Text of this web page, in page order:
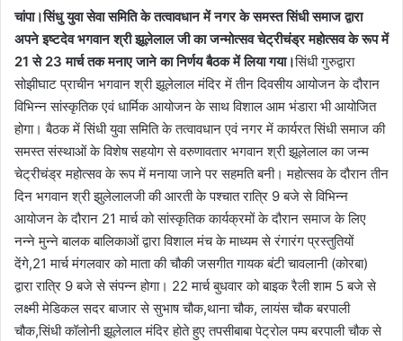
चांपा।सिंधु युवा सेवा समिति के तत्वावधान में नगर के समस्त सिंधी समाज द्वारा
अपने इष्टदेव भगवान श्री झूलेलाल जी का जन्मोत्सव चेट्रीचंड्र महोत्सव के रूप में
21 से 23 मार्च तक मनाए जाने का निर्णय बैठक में लिया गया।सिंधी गुरुद्वारा
सोझीघाट प्राचीन भगवान श्री झूलेलाल मंदिर में तीन दिवसीय आयोजन के दौरान
विभिन्न सांस्कृतिक एवं धार्मिक आयोजन के साथ विशाल आम भंडारा भी आयोजित
होगा। बैठक में सिंधी युवा समिति के तत्वावधान एवं नगर में कार्यरत सिंधी समाज की
समस्त संस्थाओं के विशेष सहयोग से वरुणावतार भगवान श्री झूलेलाल का जन्म
चेट्रीचंड्र महोत्सव के रूप में मनाया जाने पर सहमति बनी। महोत्सव के दौरान तीन
दिन भगवान श्री झुलेलालजी की आरती के पश्चात रात्रि 9 बजे से विभिन्न
आयोजन के दौरान 21 मार्च को सांस्कृतिक कार्यक्रमों के दौरान समाज के लिए
नन्ने मुन्ने बालक बालिकाओं द्वारा विशाल मंच के माध्यम से रंगारंग प्रस्तुतियों
देंगे,21 मार्च मंगलवार को माता की चौकी जसगीत गायक बंटी चावलानी (कोरबा)
द्वारा रात्रि 9 बजे से संपन्न होगा। 22 मार्च बुधवार को बाइक रैली शाम 5 बजे से
लक्ष्मी मेडिकल सदर बाजार से सुभाष चौक,थाना चौक, लायंस चौक बरपाली
चौक,सिंधी कॉलोनी झूलेलाल मंदिर होते हुए तपसीबाबा पेट्रोल पम्प बरपाली चौक से